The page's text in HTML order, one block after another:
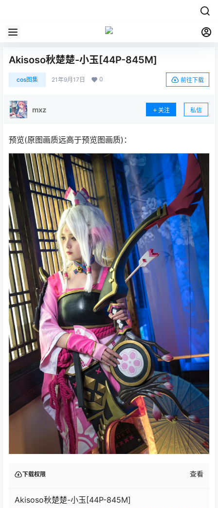
Akisoso秋楚楚-小玉[44P-845M]
cos图集 21年9月17日 0 前往下载
mxz 关注 私信
预览(原图画质远高于预览图画质)：
下载权限 查看
Akisoso秋楚楚-小玉[44P-845M]